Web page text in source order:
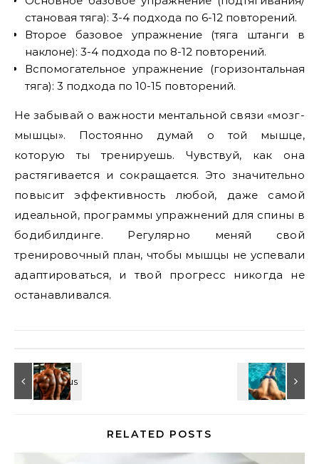
становая тяга): 3-4 подхода по 6-12 повторений.
Второе базовое упражнение (тяга штанги в
наклоне): 3-4 подхода по 8-12 повторений.
Вспомогательное упражнение (горизонтальная
тяга): 3 подхода по 10-15 повторений.
Не забывай о важности ментальной связи «мозг-
мышцы». Постоянно думай о той мышце,
которую ты тренируешь. Чувствуй, как она
растягивается и сокращается. Это значительно
повысит эффективность любой, даже самой
идеальной, программы упражнений для спины в
бодибилдинге. Регулярно меняй свой
тренировочный план, чтобы мышцы не успевали
адаптироваться, и твой прогресс никогда не
останавливался.
RELATED POSTS